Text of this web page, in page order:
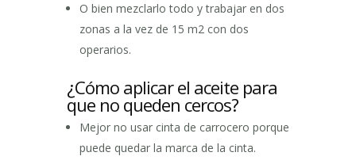
O bien mezclarlo todo y trabajar en dos
zonas a la vez de 15 m2 con dos
operarios.
¿Cómo aplicar el aceite para
que no queden cercos?
Mejor no usar cinta de carrocero porque
puede quedar la marca de la cinta.